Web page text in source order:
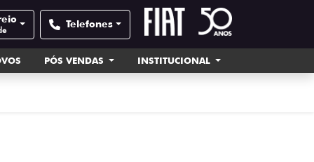
Telefones
PÓS VENDAS INSTITUCIONAL